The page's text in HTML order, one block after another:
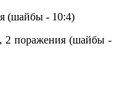
(шайбы - 10:4)
2 поражения (шайбы -